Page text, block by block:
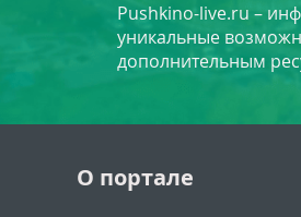
Pushkino-live.ru –
уникальные
дополнительным
О портале